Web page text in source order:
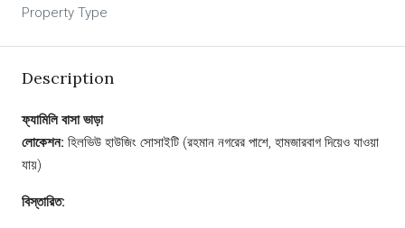
Property Type
Description
ফ্যামিলি বাসা ভাড়া
লোকেশন: হিলভিউ হাউজিং সোসাইটি (রহমান নগরের পাশে, হামজারবাগ দিয়েও যাওয়া
যায়)
বিস্তারিত: